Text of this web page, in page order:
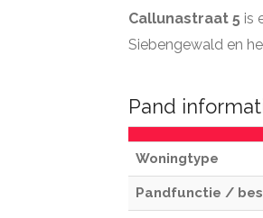
Callunastraat 5 is
Siebengewald en
Pand
Woningtype
Pandfunctie /